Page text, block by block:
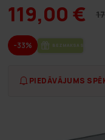
119,00 €
-33% BEZ­MAK­SAS PIE­GĀ­DE
PIEDĀVĀJUMS